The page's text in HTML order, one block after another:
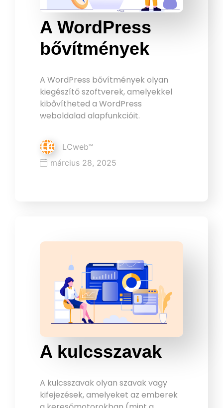
A WordPress
bővítmények
A WordPress bővítmények olyan
kiegészítő szoftverek, amelyekkel
kibővítheted a WordPress
weboldalad alapfunkcióit.
LCweb™
március 28, 2025
A kulcsszavak
A kulcsszavak olyan szavak vagy
kifejezések, amelyeket az emberek